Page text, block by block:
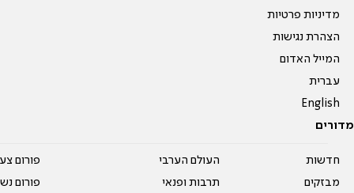
מדיניות פרטיות
הצהרת נגישות
המייל האדום
עברית
English
מדורים
חדשות
מבזקים
העולם הערבי
תרבות ופנאי
פורום
פורום